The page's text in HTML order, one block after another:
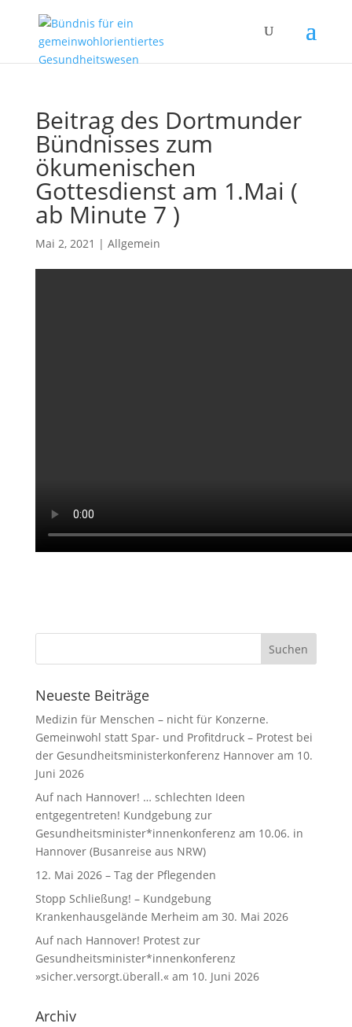
Beitrag des Dortmunder
Bündnisses zum
ökumenischen
Gottesdienst am 1.Mai (
ab Minute 7 )
Mai 2, 2021 | Allgemein
Neueste Beiträge
Medizin für Menschen – nicht für Konzerne.
Gemeinwohl statt Spar- und Profitdruck – Protest bei
der Gesundheitsministerkonferenz Hannover am 10.
Juni 2026
Auf nach Hannover! … schlechten Ideen
entgegentreten! Kundgebung zur
Gesundheitsminister*innenkonferenz am 10.06. in
Hannover (Busanreise aus NRW)
12. Mai 2026 – Tag der Pflegenden
Stopp Schließung! – Kundgebung
Krankenhausgelände Merheim am 30. Mai 2026
Auf nach Hannover! Protest zur
Gesundheitsminister*innenkonferenz
»sicher.versorgt.überall.« am 10. Juni 2026
Archiv